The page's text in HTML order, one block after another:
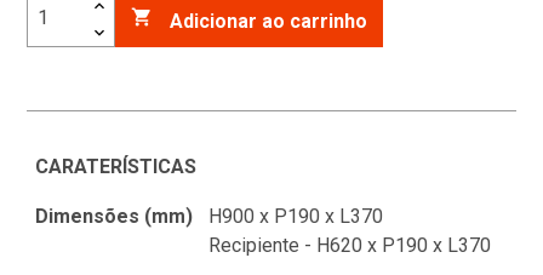
 Adicionar ao carrinho
CARATERÍSTICAS
Dimensões (mm)
H900 x P190 x L370
Recipiente - H620 x P190 x L370